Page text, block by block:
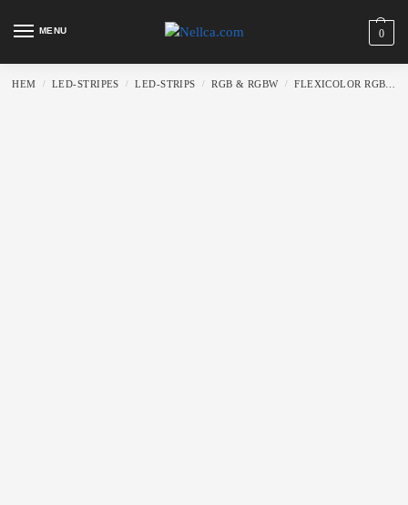
MENU 0
HEM / LED-STRIPES / LED-STRIPS / RGB & RGBW / FLEXICOLOR RGB+TW